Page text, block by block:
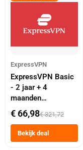
ExpressVPN
ExpressVPN Basic
- 2 jaar + 4
maanden
abonnement
€ 66,98€ 321,72
Bekijk deal